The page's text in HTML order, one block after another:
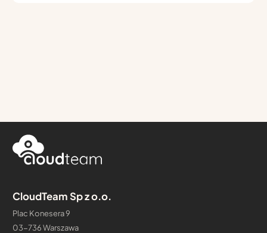
CloudTeam Sp z o.o.
Plac Konesera 9
03-736 Warszawa